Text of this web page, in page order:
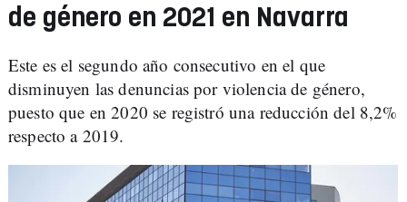
de género en 2021 en Navarra
Este es el segundo año consecutivo en el que
disminuyen las denuncias por violencia de género,
puesto que en 2020 se registró una reducción del 8,2%
respecto a 2019.